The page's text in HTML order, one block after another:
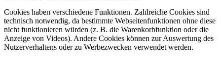
Cookies haben verschiedene Funktionen. Zahlreiche Cookies sind
technisch notwendig, da bestimmte Webseitenfunktionen ohne diese
nicht funktionieren würden (z. B. die Warenkorbfunktion oder die
Anzeige von Videos). Andere Cookies können zur Auswertung des
Nutzerverhaltens oder zu Werbezwecken verwendet werden.